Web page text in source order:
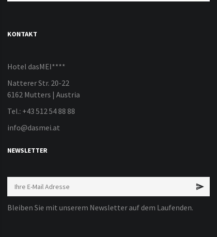
KONTAKT
Hotel dasMEI****
Natterer Str. 20-22
6162 Mutters | Austria
Tel.: +43 512 54 88 88
info@dasmei.at
NEWSLETTER
Bleiben Sie mit unserem Newsletter auf dem Laufenden.